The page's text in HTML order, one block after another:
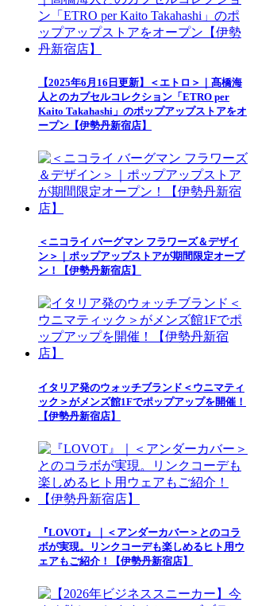
【2025年6月16日更新】＜エトロ＞｜髙橋海
人とのカプセルコレクション「ETRO per
Kaito Takahashi」のポップアップストアをオ
ープン【伊勢丹新宿店】
＜ニコライ バーグマン フラワーズ＆デザイ
ン＞｜ポップアップストアが期間限定オープ
ン！【伊勢丹新宿店】
イタリア発のウォッチブランド＜ウニマティ
ック＞がメンズ館1Fでポップアップを開催！
【伊勢丹新宿店】
『LOVOT』｜＜アンダーカバー＞とのコラ
ボが実現。リンクコーデも楽しめるヒト用ウ
ェアもご紹介！【伊勢丹新宿店】